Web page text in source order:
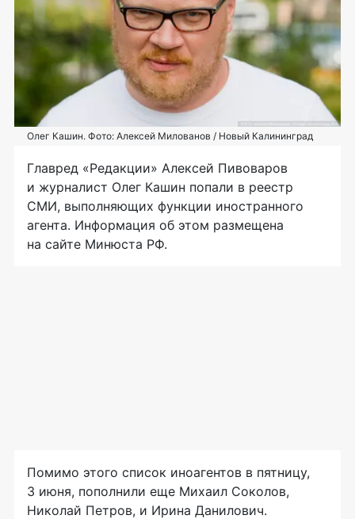
Олег Кашин. Фото: Алексей Милованов / Новый Калининград
Главред «Редакции» Алексей Пивоваров
и журналист Олег Кашин попали в реестр
СМИ, выполняющих функции иностранного
агента. Информация об этом размещена
на сайте Минюста РФ.
Помимо этого список иноагентов в пятницу,
3 июня, пополнили еще Михаил Соколов,
Николай Петров, и Ирина Данилович.